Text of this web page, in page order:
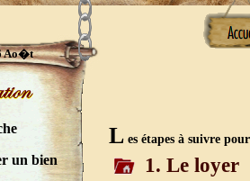
Ao�t
un bien
L es étapes à suivre
1. Le loyer